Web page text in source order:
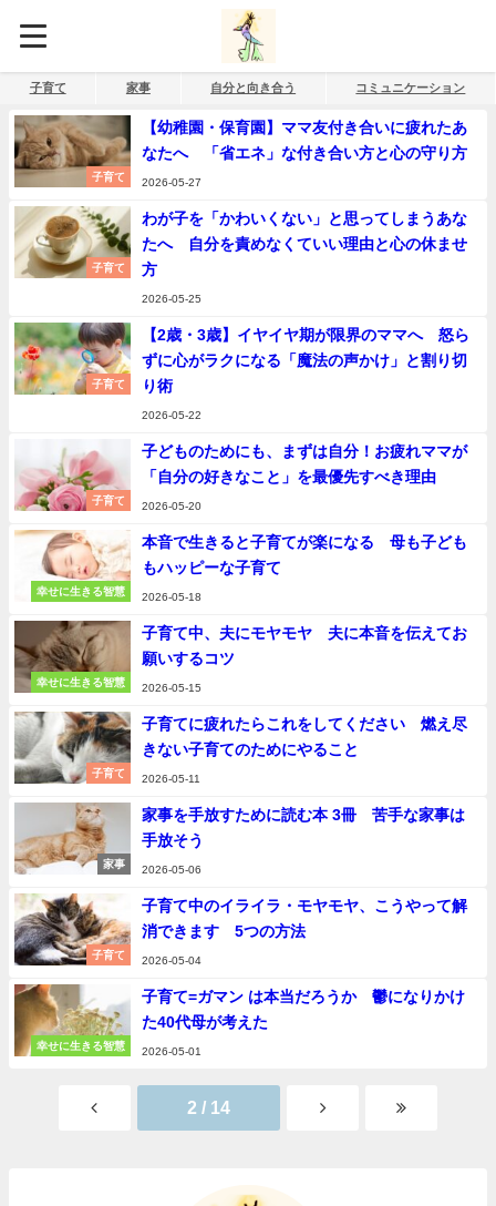
子育て 家事 自分と向き合う コミュニケーション
子育て
【幼稚園・保育園】ママ友付き合いに疲れたあ
なたへ 「省エネ」な付き合い方と心の守り方
2026-05-27
子育て
わが子を「かわいくない」と思ってしまうあな
たへ 自分を責めなくていい理由と心の休ませ
方
2026-05-25
子育て
【2歳・3歳】イヤイヤ期が限界のママへ 怒ら
ずに心がラクになる「魔法の声かけ」と割り切
り術
2026-05-22
子育て
子どものためにも、まずは自分！お疲れママが
「自分の好きなこと」を最優先すべき理由
2026-05-20
幸せに生きる智慧
本音で生きると子育てが楽になる 母も子ども
もハッピーな子育て
2026-05-18
幸せに生きる智慧
子育て中、夫にモヤモヤ 夫に本音を伝えてお
願いするコツ
2026-05-15
子育て
子育てに疲れたらこれをしてください 燃え尽
きない子育てのためにやること
2026-05-11
家事
家事を手放すために読む本 3冊 苦手な家事は
手放そう
2026-05-06
子育て
子育て中のイライラ・モヤモヤ、こうやって解
消できます 5つの方法
2026-05-04
幸せに生きる智慧
子育て=ガマン は本当だろうか 鬱になりかけ
た40代母が考えた
2026-05-01
2 / 14